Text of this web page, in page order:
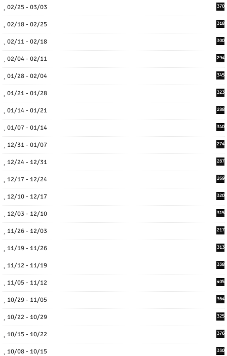
02/25 - 03/03 370
02/18 - 02/25 318
02/11 - 02/18 300
02/04 - 02/11 294
01/28 - 02/04 345
01/21 - 01/28 323
01/14 - 01/21 288
01/07 - 01/14 340
12/31 - 01/07 274
12/24 - 12/31 287
12/17 - 12/24 269
12/10 - 12/17 320
12/03 - 12/10 315
11/26 - 12/03 217
11/19 - 11/26 313
11/12 - 11/19 338
11/05 - 11/12 405
10/29 - 11/05 364
10/22 - 10/29 325
10/15 - 10/22 376
10/08 - 10/15 330